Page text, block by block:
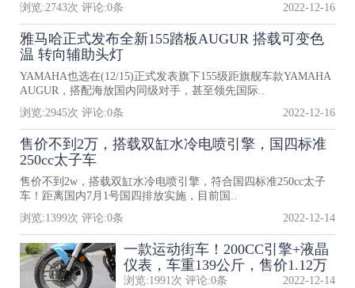
浏览:2743次 评论:0条 2022-12-16
雅马哈正式发布全新155踏板AUGUR 搭载可变色
温 转向辅助头灯
YAMAHA也选在(12/15)正式发表旗下155级距旗舰车款YAMAHA
AUGUR，搭配海放国内同级对手，甚至领先国际..
浏览:2945次 评论:0条 2022-12-16
售价不到2万，搭载双缸水冷电喷引擎，国四标准
250cc太子车
售价不到2w，搭载双缸水冷电喷引擎，符合国四标准250cc太子
车！距离国内7月1号国四排放实施，目前国..
浏览:1399次 评论:0条 2022-12-14
一款运动街车！200CC引擎+液晶
仪表，车重139公斤，售价1.12万
浏览:1991次 评论:0条 2022-12-14